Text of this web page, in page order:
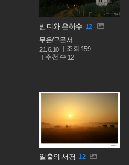
반디와 은하수 12
무은/구문서
21.6.10
조회 159
추천 수 12
일출의 서경 12